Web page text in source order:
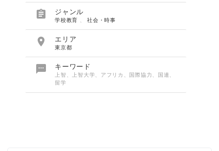
 ジャンル
学校教育 、社会・時事
 エリア
東京都
 キーワード
上智、上智大学、アフリカ、国際協力、国連、
留学